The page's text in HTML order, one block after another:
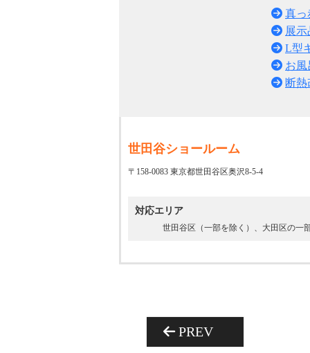
真っ
展
L型
お
断
世田谷ショールーム
〒158-0083 東京都世田谷区奥沢8-5-4
対応エリア
世田谷区（一部を除く）、大田区の一
PREV